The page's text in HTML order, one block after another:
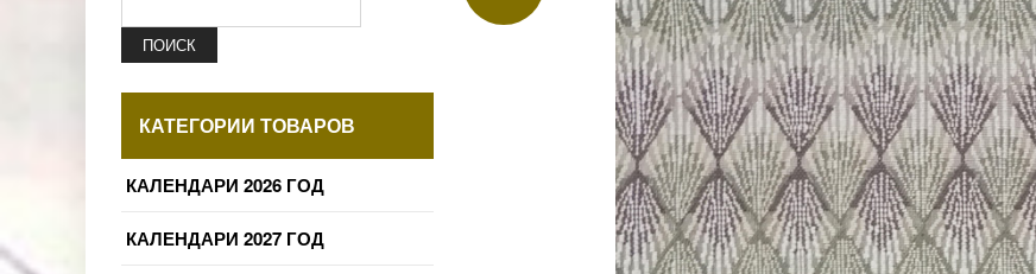
ПОИСК
КАТЕГОРИИ ТОВАРОВ
КАЛЕНДАРИ 2026 ГОД
КАЛЕНДАРИ 2027 ГОД